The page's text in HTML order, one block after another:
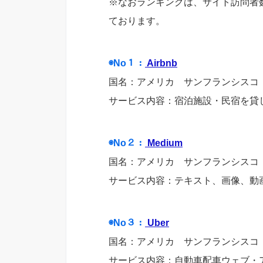
※なおランキングは、サイト訪問者
ております。
◉No１： Airbnb
国名：アメリカ サンフランシスコ
サービス内容：宿泊施設・民宿を貸
◉No２：
Medium
国名：アメリカ サンフランシスコ
サービス内容：テキスト、画像、
◉No３：
Uber
国名：アメリカ サンフランシスコ
サービス内容：自動車配車ウェブ・